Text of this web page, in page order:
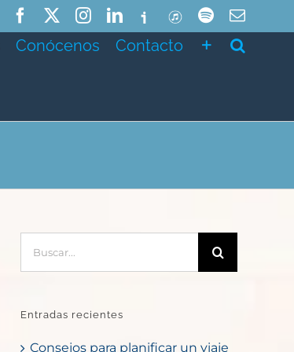
FacebookInstagramLinkedIn
IvooxITunesSpotifyCorreo
Conócenos Contacto
Entradas recientes
Consejos para planificar un viaje